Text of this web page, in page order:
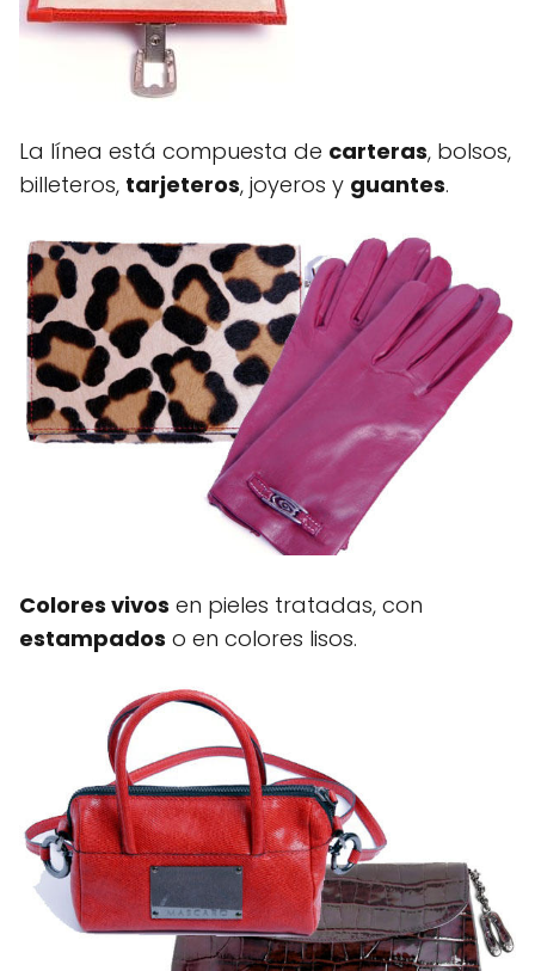
La línea está compuesta de carteras, bolsos,
billeteros, tarjeteros, joyeros y guantes.
Colores vivos en pieles tratadas, con
estampados o en colores lisos.